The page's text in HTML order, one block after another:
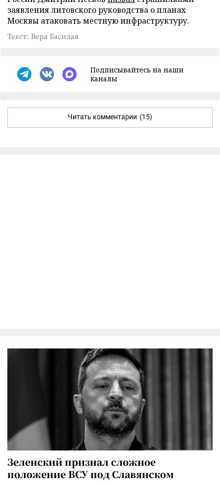
заявления литовского руководства о планах
Москвы атаковать местную инфраструктуру.
Текст: Вера Басилая
Подписывайтесь на наши
каналы
Читать комментарии (15)
Зеленский признал сложное
положение ВСУ под Славянском